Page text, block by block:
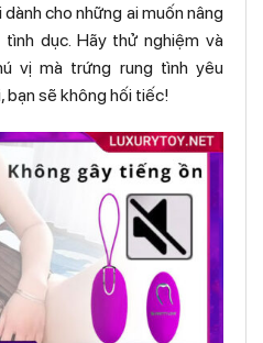
cho những ai muốn nâng
dục. Hãy thử nghiệm và
vị mà trứng rung tình yêu
bạn sẽ không hối tiếc!